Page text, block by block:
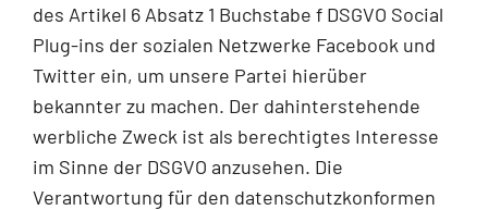
des Artikel 6 Absatz 1 Buchstabe f DSGVO Social
Plug-ins der sozialen Netzwerke Facebook und
Twitter ein, um unsere Partei hierüber
bekannter zu machen. Der dahinterstehende
werbliche Zweck ist als berechtigtes Interesse
im Sinne der DSGVO anzusehen. Die
Verantwortung für den datenschutzkonformen